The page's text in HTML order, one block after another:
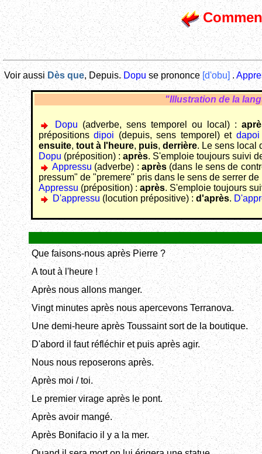
Voir aussi Dès que, Depuis. Dopuse prononce [d'obu] .
"Illustration de la
Dopu (adverbe, sens temporel ou local) :
prépositionsdipoi (depuis, sens temporel) et dapoi
ensuite, tout à l'heure, puis, derrière. Le sens local
Dopu (préposition) : après. S'emploie toujours suivi
Appressu (adverbe) : après(dans le sens de
pressum" de "premere" pris dans le sens de serrer
Appressu (préposition) : après. S'emploie toujours
D'appressu (locution prépositive) : d'après.
Que faisons-nous après Pierre ?
A tout à l'heure !
Après nous allons manger.
Vingt minutes après nous apercevons Terranova.
Une demi-heure après Toussaint sort de la boutique.
D'abord il faut réfléchir et puis après agir.
Nous nous reposerons après.
Après moi / toi.
Le premier virage après le pont.
Après avoir mangé.
Après Bonifacio il y a la mer.